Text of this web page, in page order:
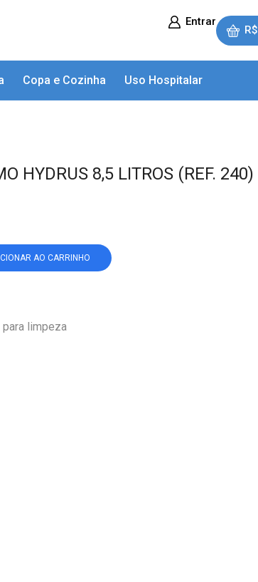
Entrar
R$
Copa e Cozinha Uso Hospitalar
HYDRUS 8,5 LITROS (REF. 240)
AO CARRINHO
limpeza